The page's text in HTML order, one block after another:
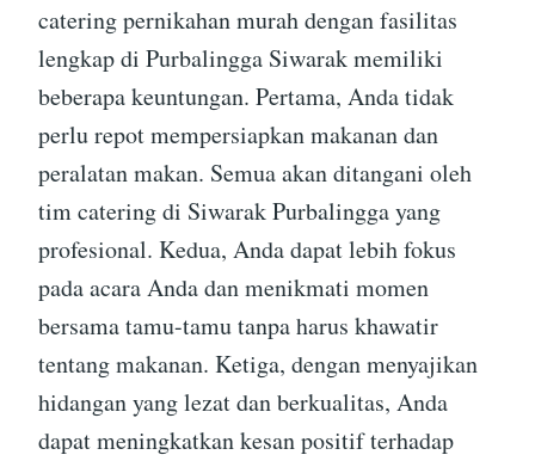
catering pernikahan murah dengan fasilitas
lengkap di Purbalingga Siwarak memiliki
beberapa keuntungan. Pertama, Anda tidak
perlu repot mempersiapkan makanan dan
peralatan makan. Semua akan ditangani oleh
tim catering di Siwarak Purbalingga yang
profesional. Kedua, Anda dapat lebih fokus
pada acara Anda dan menikmati momen
bersama tamu-tamu tanpa harus khawatir
tentang makanan. Ketiga, dengan menyajikan
hidangan yang lezat dan berkualitas, Anda
dapat meningkatkan kesan positif terhadap